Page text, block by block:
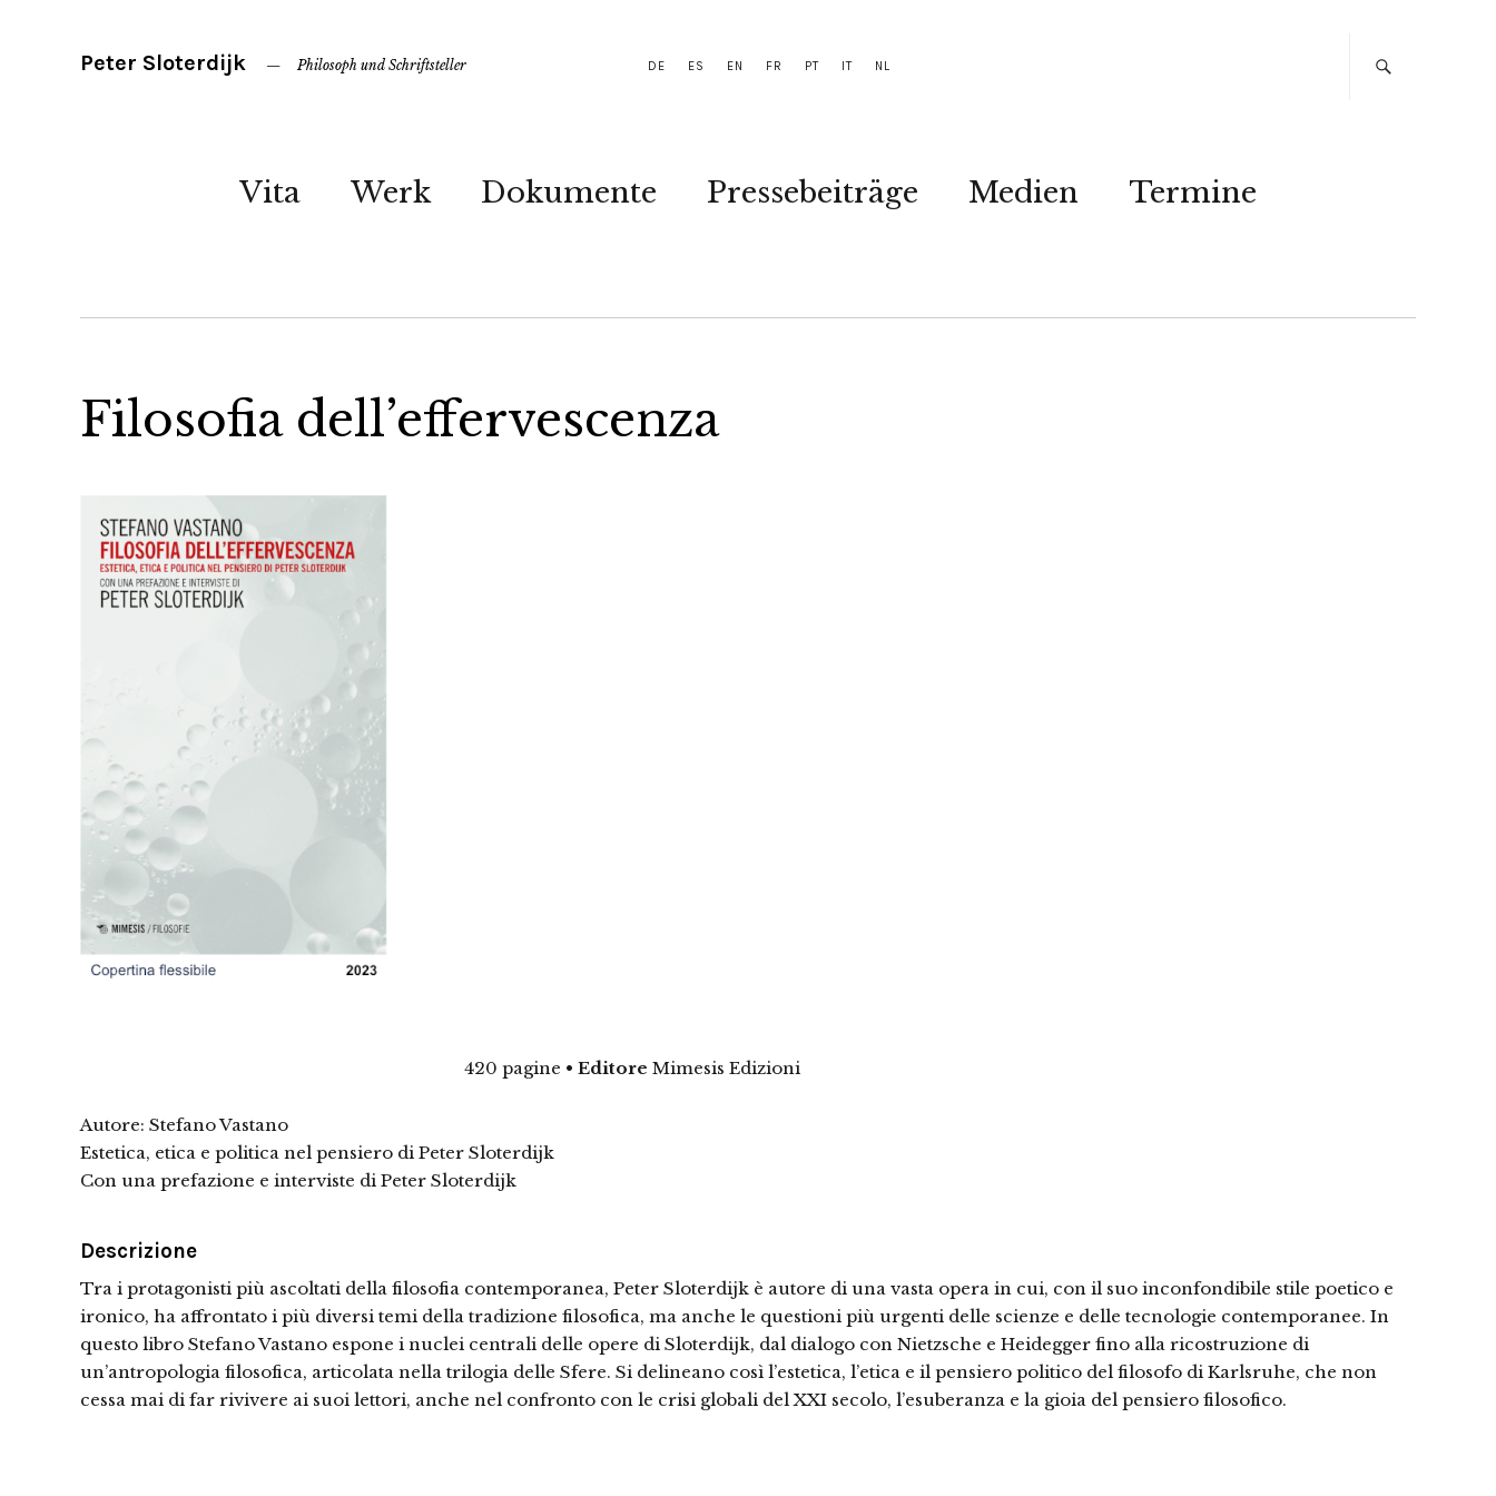
DE ES EN FR PT IT NL
Peter Sloterdijk Philosoph und Schriftsteller
Vita Werk Dokumente Pressebeiträge Medien Termine
Filosofia dell’effervescenza
420 pagine • Editore Mimesis Edizioni
Autore: Stefano Vastano
Estetica, etica e politica nel pensiero di Peter Sloterdijk
Con una prefazione e interviste di Peter Sloterdijk
Descrizione
Tra i protagonisti più ascoltati della filosofia contemporanea, Peter Sloterdijk è autore di una vasta opera in cui, con il suo inconfondibile stile poetico e
ironico, ha affrontato i più diversi temi della tradizione filosofica, ma anche le questioni più urgenti delle scienze e delle tecnologie contemporanee. In
questo libro Stefano Vastano espone i nuclei centrali delle opere di Sloterdijk, dal dialogo con Nietzsche e Heidegger fino alla ricostruzione di
un’antropologia filosofica, articolata nella trilogia delle Sfere. Si delineano così l’estetica, l’etica e il pensiero politico del filosofo di Karlsruhe, che non
cessa mai di far rivivere ai suoi lettori, anche nel confronto con le crisi globali del XXI secolo, l’esuberanza e la gioia del pensiero filosofico.